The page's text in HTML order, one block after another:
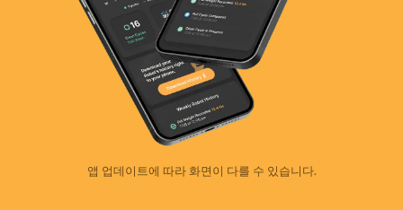
앱 업데이트에 따라 화면이 다를 수 있습니다.